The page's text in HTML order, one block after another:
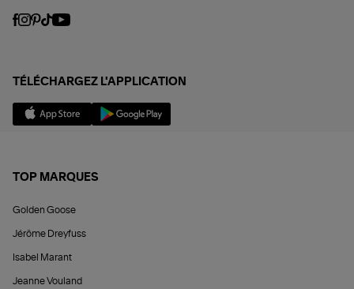
TÉLÉCHARGEZ L'APPLICATION
TOP MARQUES
Golden Goose
Jérôme Dreyfuss
Isabel Marant
Jeanne Vouland